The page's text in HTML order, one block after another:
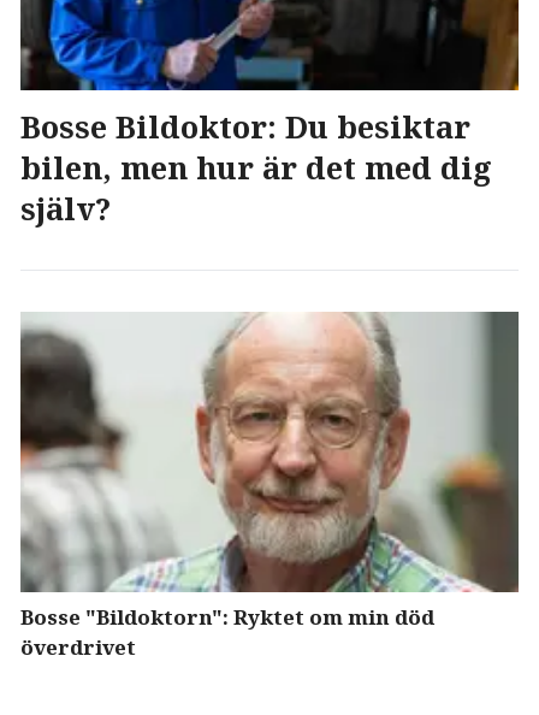
Bosse Bildoktor: Du besiktar
bilen, men hur är det med dig
själv?
Bosse "Bildoktorn": Ryktet om min död
överdrivet